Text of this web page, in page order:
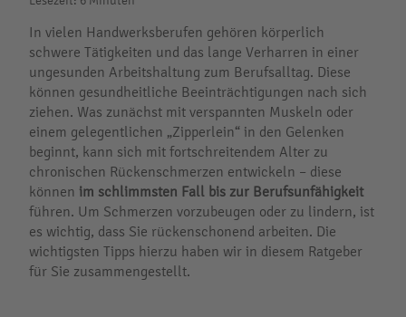
In vielen Handwerksberufen gehören körperlich
schwere Tätigkeiten und das lange Verharren in einer
ungesunden Arbeitshaltung zum Berufsalltag. Diese
können gesundheitliche Beeinträchtigungen nach sich
ziehen. Was zunächst mit verspannten Muskeln oder
einem gelegentlichen „Zipperlein“ in den Gelenken
beginnt, kann sich mit fortschreitendem Alter zu
chronischen Rückenschmerzen entwickeln – diese
können im schlimmsten Fall bis zur Berufsunfähigkeit
führen. Um Schmerzen vorzubeugen oder zu lindern, ist
es wichtig, dass Sie rückenschonend arbeiten. Die
wichtigsten Tipps hierzu haben wir in diesem Ratgeber
für Sie zusammengestellt.